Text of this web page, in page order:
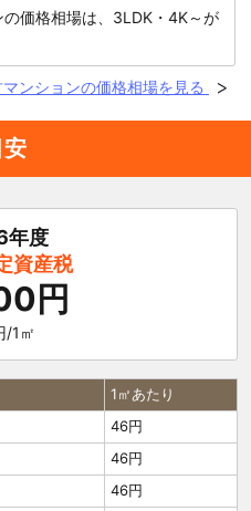
価格相場は、3LDK・4K～が
ンションの価格相場を見る
年度
資産税
円
/1㎡
1㎡あたり
46円
46円
46円